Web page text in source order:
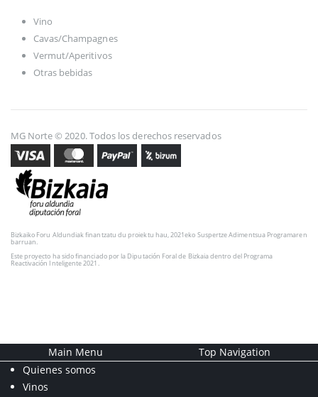
Vino
Cavas/Champagnes
Vermut/Aperitivos
Otras bebidas
MG Norte © 2020. Todos los derechos reservados
Bizkaiko Foru Aldundiak finantzatu du proiektu hau, 2021eko Suspertze Adimentsua Programaren
barruan.
Este proyecto ha sido financiado por la Diputación Foral de Bizkaia dentro del Programa
Reactivación Inteligente 2021.
Main Menu
Top Navigation
Quienes somos
Vinos